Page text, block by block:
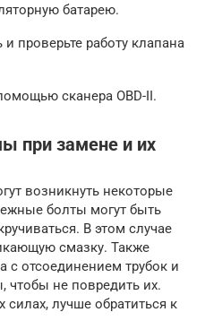
батарею.
и проверьте работу клапана
сканера OBD-II.
при замене и их
возникнуть некоторые
болты могут быть
В этом случае
смазку. Также
с отсоединением трубок и
чтобы не повредить их.
лучше обратиться к